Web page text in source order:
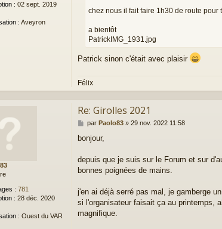
: 02 sept. 2019
: Aveyron
chez nous il fait faire 1h30 de route pour
a bientôt
PatrickIMG_1931.jpg
Patrick sinon c'était avec plaisir
Félix
: 781
: 28 déc. 2020
: Ouest du VAR
Re: Girolles 2021
M
s
a
par Paolo83» 29 nov. 2022 11:58
bonjour,
depuis que je suis sur le Forum et sur
bonnes poignées de mains.
j'en ai déjà serré pas mal, je gamberge
si l'organisateur faisait ça au printemps,
magnifique.